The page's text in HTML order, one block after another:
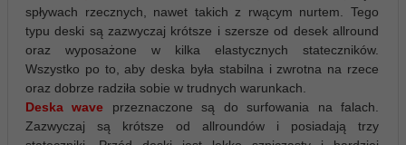
spływach rzecznych, nawet takich z rwącym nurtem. Tego
typu deski są zazwyczaj krótsze i szersze od desek allround
oraz wyposażone w kilka elastycznych stateczników.
Wszystko po to, aby deska była stabilna i zwrotna na rzece
oraz dobrze radziła sobie w trudnych warunkach.
Deska wave przeznaczone są do surfowania na falach.
Zazwyczaj są krótsze od allroundów i posiadają trzy